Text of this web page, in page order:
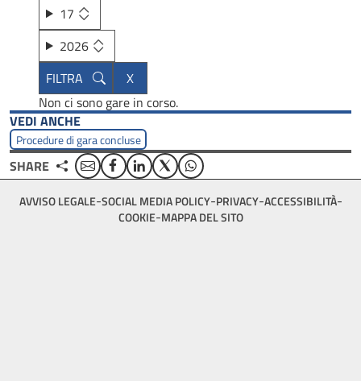
17
2026
Non ci sono gare in corso.
VEDI ANCHE
Procedure di gara concluse
SHARE EmailFacebookLinkedinTwitterWhatsApp
Footer
bottom
AVVISO LEGALE SOCIAL MEDIA POLICY PRIVACY ACCESSIBILITÀ
COOKIE MAPPA DEL SITO